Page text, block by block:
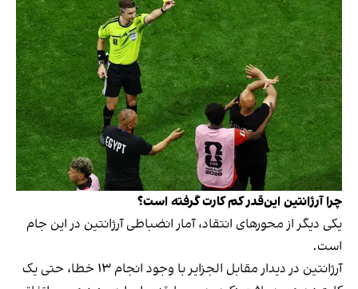
چرا آرژانتین این‌قدر کم کارت گرفته است؟
یکی دیگر از محورهای انتقاد، آمار انضباطی آرژانتین در این جام
است.
آرژانتین در دیدار مقابل الجزایر با وجود انجام ۱۳ خطا، حتی یک